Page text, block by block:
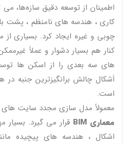
اطمینان از توسعه دقیق سازه‌ها، می
کاری ، هندسه های نامنظم ، پشت
چوبی و غیره ایجاد کرد. بسیاری
کنار هم بسیار دشوار و عملاً
های سه بعدی را از اسکن ها
اَشکال چالش برانگیزترین جنبه
است.
معمولاً مدل سازی مجدد سایت
معماری BIM
قرار می گیرد. بسیار
اشکال ، هندسه های پیچیده